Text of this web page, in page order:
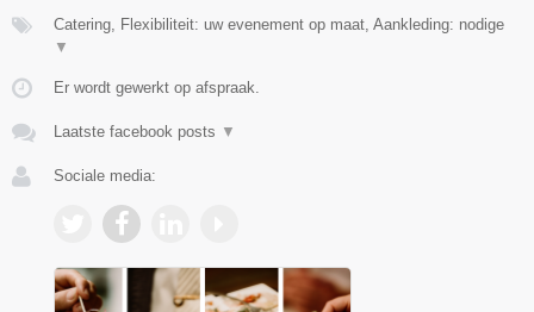
Catering, Flexibiliteit: uw evenement op maat, Aankleding: nodige
▼
Er wordt gewerkt op afspraak.
Laatste facebook posts ▼
Sociale media: